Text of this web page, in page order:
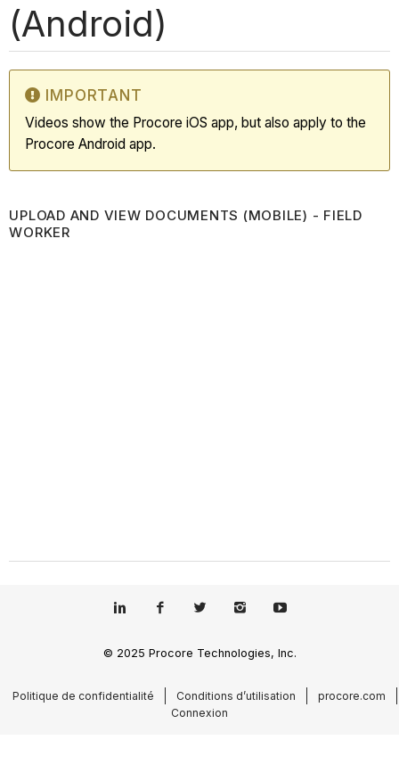
(Android)
IMPORTANT
Videos show the Procore iOS app, but also apply to the
Procore Android app.
UPLOAD AND VIEW DOCUMENTS (MOBILE) - FIELD
WORKER
© 2025 Procore Technologies, Inc.
Politique de confidentialité Conditions d’utilisation
procore.com
Connexion